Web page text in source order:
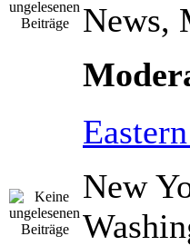
News,
New